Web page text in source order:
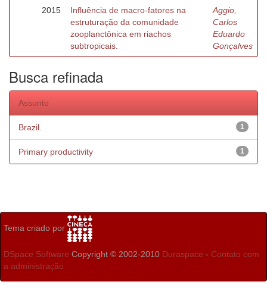
2015
Influência de macro-fatores na
estruturação da comunidade
zooplanctônica em riachos
subtropicais.
Aggio,
Carlos
Eduardo
Gonçalves
Busca refinada
Assunto
1
Brazil.
1
Primary productivity
Tema criado por
DSpace Software Copyright © 2002-2010 Duraspace - Contato com
a administração